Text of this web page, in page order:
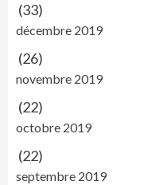
(33)
décembre 2019
(26)
novembre 2019
(22)
octobre 2019
(22)
septembre 2019